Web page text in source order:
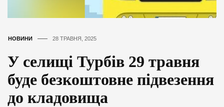
НОВИНИ 28 ТРАВНЯ, 2025
У селищі Турбів 29 травня
буде безкоштовне підвезення
до кладовища